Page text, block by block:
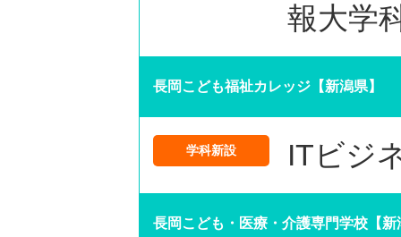
報大学
長岡こども福祉カレッジ【新潟県】
学科新設 ITビジ
長岡こども・医療・介護専門学校【新